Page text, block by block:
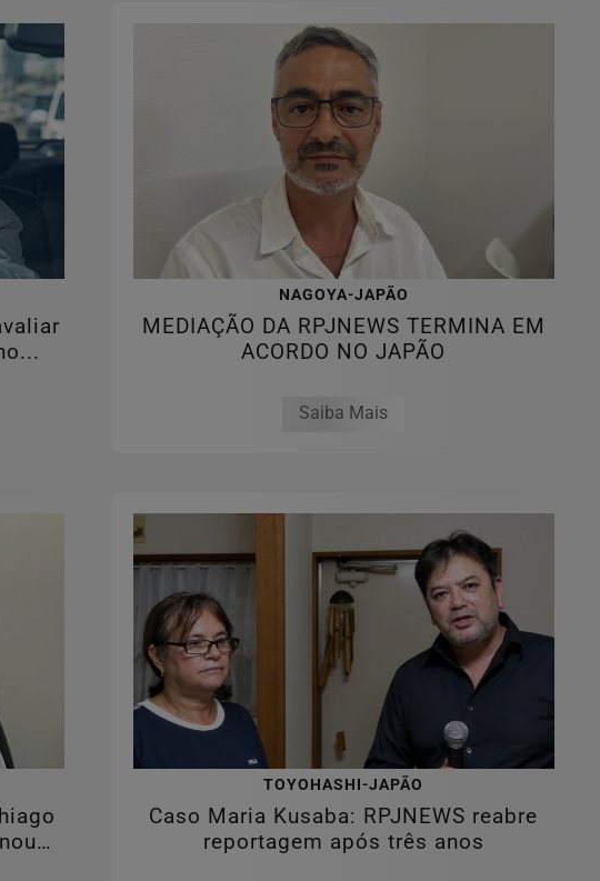
NAGOYA-JAPÃO
MEDIAÇÃO DA RPJNEWS TERMINA EM
ACORDO NO JAPÃO
Saiba Mais
TOYOHASHI-JAPÃO
Caso Maria Kusaba: RPJNEWS reabre
reportagem após três anos